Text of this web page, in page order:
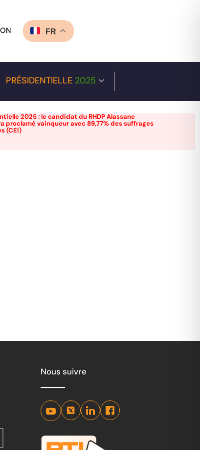
FR
PRÉSIDENTIELLE 2025
2025 : le candidat du RHDP Alassane
proclamé vainqueur avec 89,77% des suffrages
(CEI)
Nous suivre